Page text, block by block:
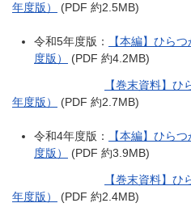
年度版）
(PDF 約2.5MB)
令和5年度版：
【本編】ひら
度版）
(PDF 約4.2MB)
【巻末資料】
年度版）
(PDF 約2.7MB)
令和4年度版：
【本編】ひら
度版）
(PDF 約3.9MB)
【巻末資料】
年度版）
(PDF 約2.4MB)